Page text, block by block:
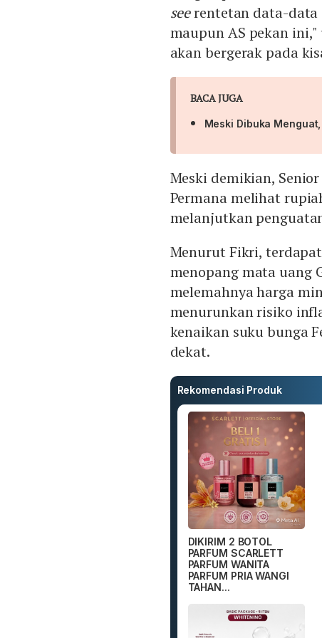
seerentetan data-data
maupun AS pekan
akan bergerak pada
BACA JUGA
Meski Dibuka
Meski demikian,
Permana melihat
melanjutkan
Menurut Fikri,
menopang mata uang
melemahnya harga
menurunkan risiko
kenaikan suku bunga
dekat.
Rekomendasi Produk
DIKIRIM 2 BOTOL
PARFUM SCARLETT
PARFUM WANITA
PARFUM PRIA WANGI
TAHAN...